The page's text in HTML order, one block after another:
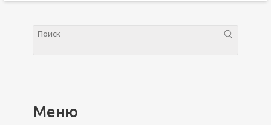
Меню